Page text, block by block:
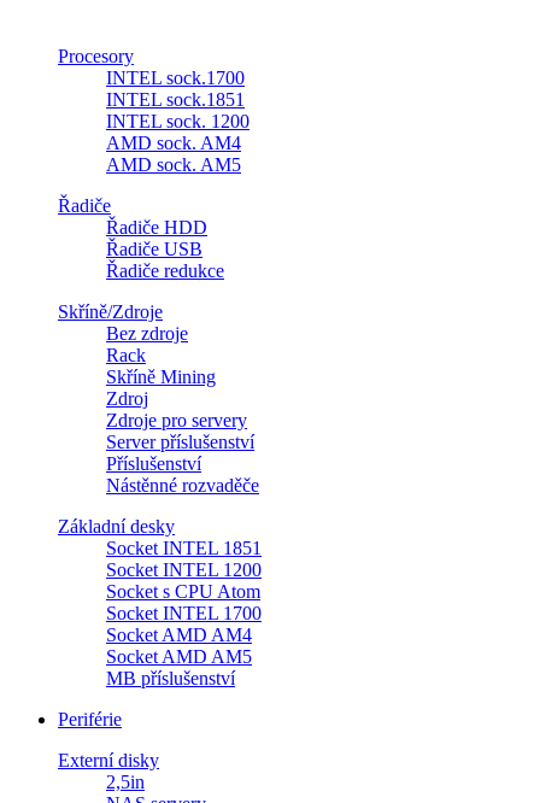
Procesory
INTEL sock.1700
INTEL sock.1851
INTEL sock. 1200
AMD sock. AM4
AMD sock. AM5
Řadiče
Řadiče HDD
Řadiče USB
Řadiče redukce
Skříně/Zdroje
Bez zdroje
Rack
Skříně Mining
Zdroj
Zdroje pro servery
Server příslušenství
Příslušenství
Nástěnné rozvaděče
Základní desky
Socket INTEL 1851
Socket INTEL 1200
Socket s CPU Atom
Socket INTEL 1700
Socket AMD AM4
Socket AMD AM5
MB příslušenství
Periférie
Externí disky
2,5in